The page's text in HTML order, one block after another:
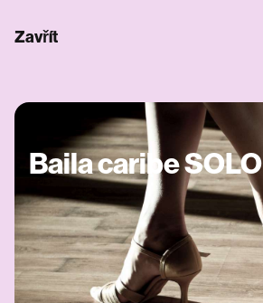
Zavřít
Baila caribe SOLO